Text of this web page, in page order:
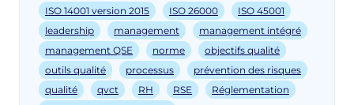
ISO 14001 version 2015
ISO 26000
ISO 45001
leadership
management
management intégré
management QSE
norme
objectifs qualité
outils qualité
processus
prévention des risques
qualité
qvct RH RSE
Réglementation